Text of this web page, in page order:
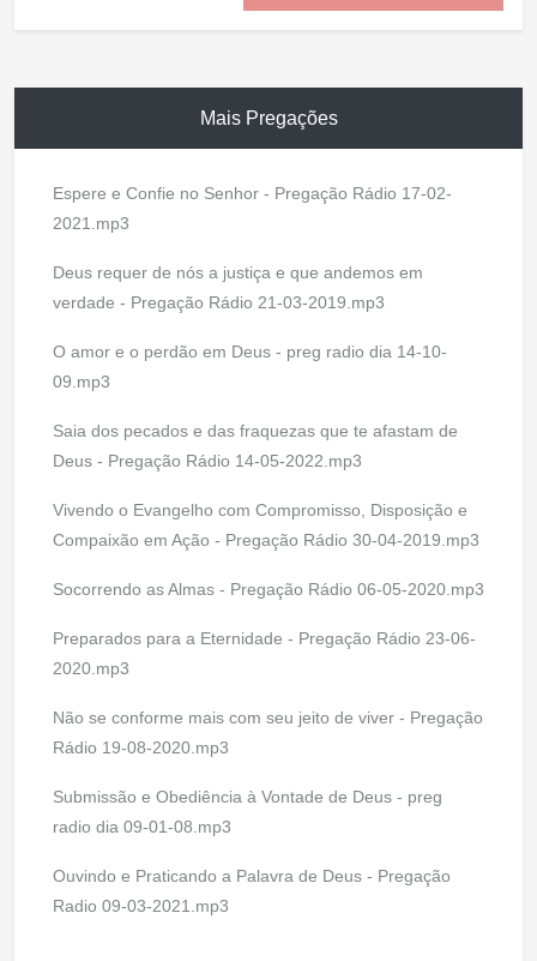
Mais Pregações
Espere e Confie no Senhor - Pregação Rádio 17-02-
2021.mp3
Deus requer de nós a justiça e que andemos em
verdade - Pregação Rádio 21-03-2019.mp3
O amor e o perdão em Deus - preg radio dia 14-10-
09.mp3
Saia dos pecados e das fraquezas que te afastam de
Deus - Pregação Rádio 14-05-2022.mp3
Vivendo o Evangelho com Compromisso, Disposição e
Compaixão em Ação - Pregação Rádio 30-04-2019.mp3
Socorrendo as Almas - Pregação Rádio 06-05-2020.mp3
Preparados para a Eternidade - Pregação Rádio 23-06-
2020.mp3
Não se conforme mais com seu jeito de viver - Pregação
Rádio 19-08-2020.mp3
Submissão e Obediência à Vontade de Deus - preg
radio dia 09-01-08.mp3
Ouvindo e Praticando a Palavra de Deus - Pregação
Radio 09-03-2021.mp3